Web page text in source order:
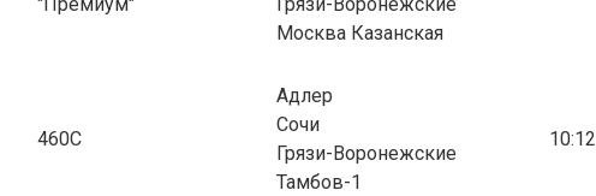
Москва Казанская
460С
Адлер
Сочи
Грязи-Воронежские
Тамбов-1
10:12